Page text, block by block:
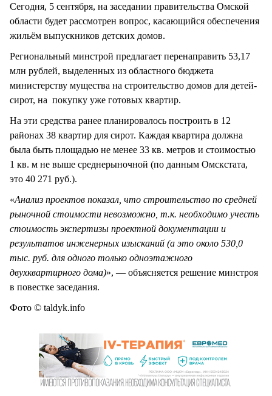
Сегодня, 5 сентября, на заседании правительства Омской
области будет рассмотрен вопрос, касающийся обеспечения
жильём выпускников детских домов.
Региональный минстрой предлагает перенаправить 53,17
млн рублей, выделенных из областного бюджета
министерству мущества на строительство домов для детей-
сирот, на покупку уже готовых квартир.
На эти средства ранее планировалось построить в 12
районах 38 квартир для сирот. Каждая квартира должна
была быть площадью не менее 33 кв. метров и стоимостью
1 кв. м не выше среднерыночной (по данным Омскстата,
это 40 271 руб.).
«Анализ проектов показал, что строительство по средней
рыночной стоимости невозможно, т.к. необходимо учесть
стоимость экспертизы проектной документации и
результатов инженерных изысканий (а это около 530,0
тыс. руб. для одного только одноэтажного
двухквартирного дома)», — объясняется решение минстроя
в повестке заседания.
Фото © taldyk.info